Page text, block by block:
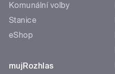
Komunální volby
Stanice
eShop
mujRozhlas